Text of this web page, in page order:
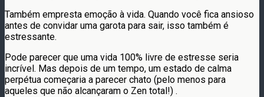
Também empresta emoção à vida. Quando você fica ansioso
antes de convidar uma garota para sair, isso também é
estressante.
Pode parecer que uma vida 100% livre de estresse seria
incrível. Mas depois de um tempo, um estado de calma
perpétua começaria a parecer chato (pelo menos para
aqueles que não alcançaram o Zen total!) .